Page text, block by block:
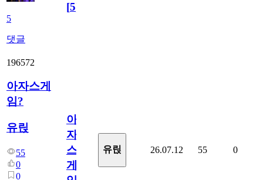
5
댓글
[5]
196572
아자스게
임?
유릱
55
0
0
아
자
스
게
유릱 26.07.12 55 0